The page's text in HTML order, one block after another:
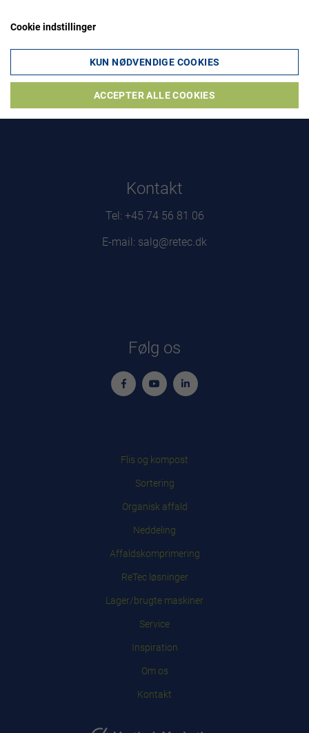
CVR-nr: - 25862422
Kontakt
Tel: +45 74 56 81 06
E-mail: salg@retec.dk
Følg os
Flis og kompost
Sortering
Organisk affald
Neddeling
Affaldskomprimering
ReTec løsninger
Lager/brugte maskiner
Service
Inspiration
Om os
Kontakt
Cookie indstillinger
KUN NØDVENDIGE COOKIES
ACCEPTER ALLE COOKIES